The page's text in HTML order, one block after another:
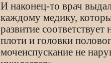
И наконец-то врач
каждому медику,
развитие
плоти и головки
мочеиспускание не